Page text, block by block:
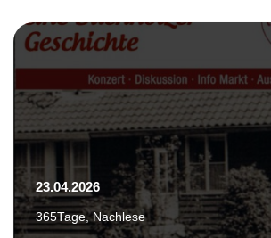
23.04.2026
365Tage,Nachlese